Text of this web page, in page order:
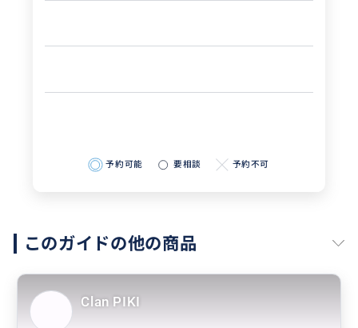
予約可能 要相談 予約不可
このガイドの他の商品
Clan PIKI